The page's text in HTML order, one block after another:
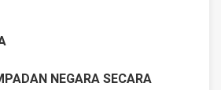
NEGARA SECARA